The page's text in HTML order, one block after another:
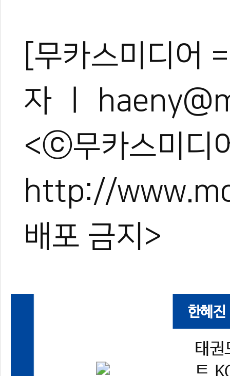
[무카스미디어
자 ㅣ
<ⓒ무카스미디
http://
배포 금지>